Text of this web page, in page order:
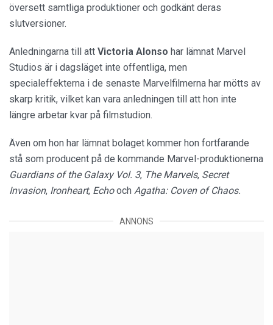
översett samtliga produktioner och godkänt deras
slutversioner.
Anledningarna till att Victoria Alonso har lämnat Marvel
Studios är i dagsläget inte offentliga, men
specialeffekterna i de senaste Marvelfilmerna har mötts av
skarp kritik, vilket kan vara anledningen till att hon inte
längre arbetar kvar på filmstudion.
Även om hon har lämnat bolaget kommer hon fortfarande
stå som producent på de kommande Marvel-produktionerna
Guardians of the Galaxy Vol. 3, The Marvels, Secret
Invasion, Ironheart, Echooch Agatha: Coven of Chaos.
ANNONS